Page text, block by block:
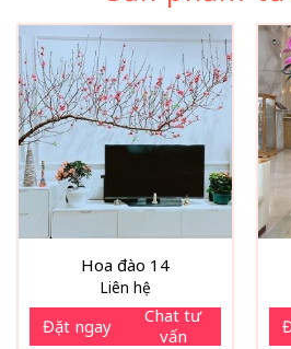
Hoa đào 14
Liên hệ
Đặt ngay
Chat tư
vấn